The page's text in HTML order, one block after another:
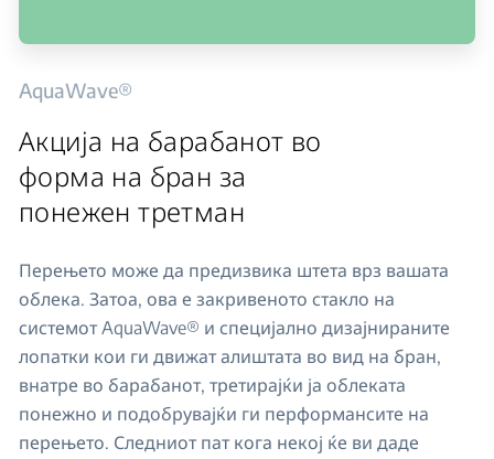
AquaWave®
Акција на барабанот во
форма на бран за
понежен третман
Перењето може да предизвика штета врз вашата
облека. Затоа, ова е закривеното стакло на
системот AquaWave® и специјално дизајнираните
лопатки кои ги движат алиштата во вид на бран,
внатре во барабанот, третирајќи ја облеката
понежно и подобрувајќи ги перформансите на
перењето. Следниот пат кога некој ќе ви даде